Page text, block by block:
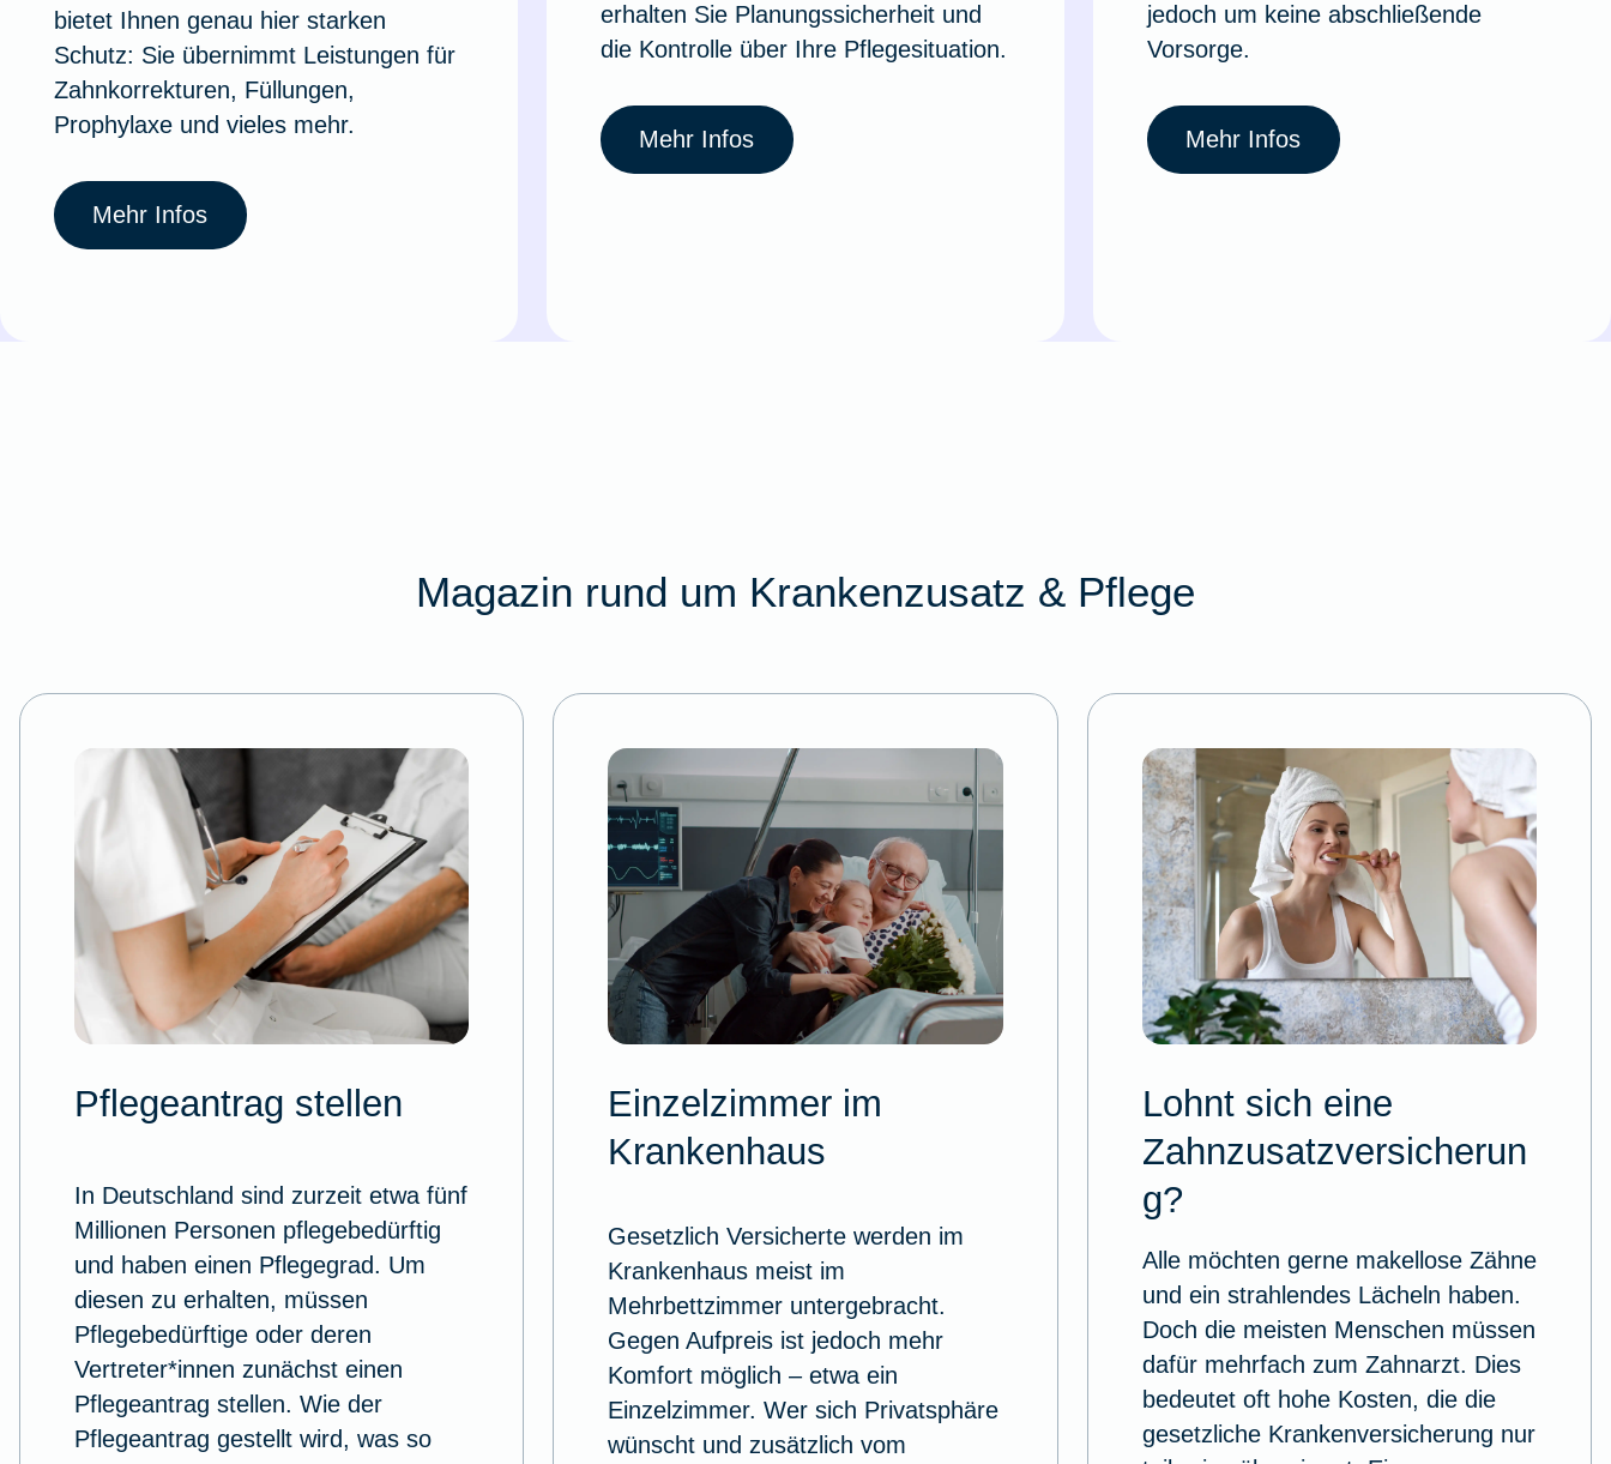
bietet Ihnen genau hier starken
Schutz: Sie übernimmt Leistungen für
Zahnkorrekturen, Füllungen,
Prophylaxe und vieles mehr.
Mehr Infos
erhalten Sie Planungssicherheit und
die Kontrolle über Ihre Pflegesituation.
Mehr Infos
jedoch um keine abschließende
Vorsorge.
Mehr Infos
Magazin rund um Krankenzusatz & Pflege
Pflegeantrag stellen
In Deutschland sind zurzeit etwa fünf
Millionen Personen pflegebedürftig
und haben einen Pflegegrad. Um
diesen zu erhalten, müssen
Pflegebedürftige oder deren
Vertreter*innen zunächst einen
Pflegeantrag stellen. Wie der
Pflegeantrag gestellt wird, was so
Einzelzimmer im
Krankenhaus
Gesetzlich Versicherte werden im
Krankenhaus meist im
Mehrbettzimmer untergebracht.
Gegen Aufpreis ist jedoch mehr
Komfort möglich – etwa ein
Einzelzimmer. Wer sich Privatsphäre
wünscht und zusätzlich vom
Lohnt sich eine
Zahnzusatzversicherun
g?
Alle möchten gerne makellose Zähne
und ein strahlendes Lächeln haben.
Doch die meisten Menschen müssen
dafür mehrfach zum Zahnarzt. Dies
bedeutet oft hohe Kosten, die die
gesetzliche Krankenversicherung nur